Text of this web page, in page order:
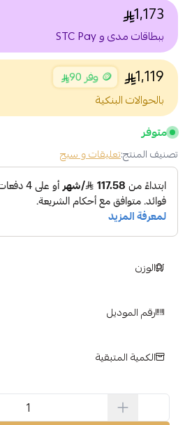
1,173
ببطاقات مدى و STC Pay
1,119 🪙 وفر 90
بالحوالات البنكية
متوفر
تصنيف المنتج:تعليقات و سبح
الوزن
رقم الموديل
الكمية المتبقية